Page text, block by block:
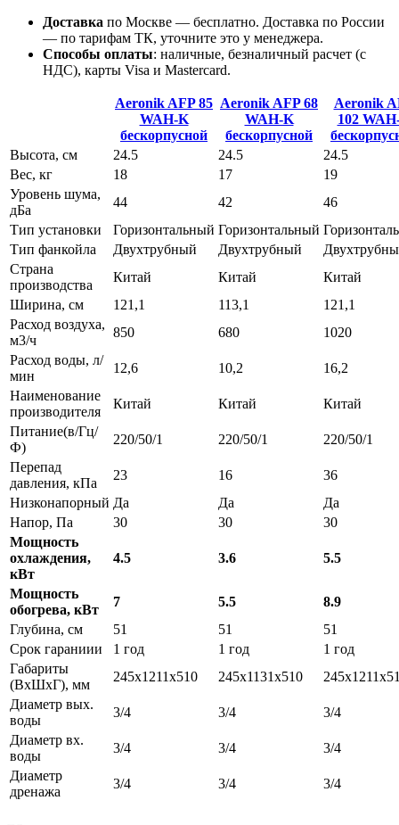
Доставка по Москве — бесплатно. Доставка по России
— по тарифам ТК, уточните это у менеджера.
Способы оплаты: наличные, безналичный расчет (с
НДС), карты Visa и Mastercard.
Aeronik AFP 85
WAH-K
бескорпусной
Aeronik AFP 68
WAH-K
бескорпуcной
Aeronik
102
Высота, см
24.5 24.5
24.5
Вес, кг
18 17
19
Уровень шума,
дБа
44 42
46
Тип установки
Горизонтальный Горизонтальный
Тип фанкойла
Двухтрубный Двухтрубный
Страна
производства
Китай Китай
Китай
Ширина, см
121,1 113,1
121,1
Расход воздуха,
м3/ч
850 680
1020
Расход воды, л/
мин
12,6 10,2
16,2
Наименование
производителя
Китай Китай
Китай
Питание(в/Гц/
Ф)
220/50/1 220/50/1
220/50/1
Перепад
давления, кПа
23 16
36
Низконапорный Да Да
Да
Напор, Па
30 30
30
Мощность
охлаждения,
кВт
4.5 3.6 5.5
Мощность
обогрева, кВт
7 5.5
8.9
Глубина, см
51 51
51
Срок гараниии
1 год 1 год
1 год
Габариты
(ВxШxГ), мм
245x1211x510 245x1131x510
Диаметр вых.
воды
3/4 3/4
3/4
Диаметр вх.
воды
3/4 3/4
3/4
Диаметр
дренажа
3/4 3/4 3/4